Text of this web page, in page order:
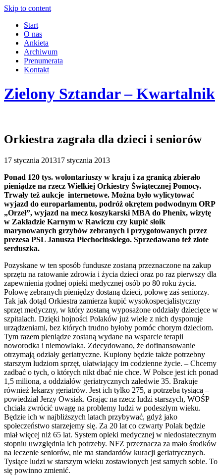
Skip to content
Start
O nas
Ankieta
Archiwum
Prenumerata
Kontakt
Zielony Sztandar – Kwartalnik
Orkiestra zagrała dla dzieci i seniorów
17 stycznia 201317 stycznia 2013
Ponad 120 tys. wolontariuszy w kraju i za granicą zbierało
pieniądze na rzecz Wielkiej Orkiestry Świątecznej Pomocy.
Trwały też aukcje internetowe. Można było wylicytować
wyjazd do europarlamentu, podróż okrętem podwodnym ORP
„Orzeł”, wyjazd na mecz koszykarski MBA do Phenix, wizytę
w Zakładzie Karnym w Rawiczu czy kupić słoik
marynowanych grzybów zebranych i przygotowanych przez
prezesa PSL Janusza Piechocińskiego. Sprzedawano też złote
serduszka.
Pozyskane w ten sposób fundusze zostaną przeznaczone na zakup
sprzętu na ratowanie zdrowia i życia dzieci oraz po raz pierwszy dla
zapewnienia godnej opieki medycznej osób po 80 roku życia.
Połowę zebranych pieniędzy dostaną dzieci, połowę zaś seniorzy.
Tak jak dotąd Orkiestra zamierza kupić wysokospecjalistyczny
sprzęt medyczny, w który zostaną wyposażone oddziały dziecięce w
szpitalach. Dzięki hojności Polaków już wiele z nich dysponuje
urządzeniami, bez których trudno byłoby pomóc chorym dzieciom.
Tym razem pieniądze zostaną wydane na wsparcie terapii
noworodka i niemowlaka. Zdecydowano, że dofinansowanie
otrzymają odziały geriatryczne. Kupiony będzie także potrzebny
starszym ludziom sprzęt, ułatwiający im codzienne życie. – Chcemy
zadbać o tych, o których nikt dbać nie chce. W Polsce jest ich ponad
1,5 miliona, a oddziałów geriatrycznych zaledwie 35. Brakuje
również lekarzy geriatrów. Jest ich tylko 275, a potrzeba tysiąca –
powiedział Jerzy Owsiak. Grając na rzecz ludzi starszych, WOŚP
chciała zwrócić uwagę na problemy ludzi w podeszłym wieku.
Będzie ich w najbliższych latach przybywać, gdyż jako
społeczeństwo starzejemy się. Za 20 lat co czwarty Polak będzie
miał więcej niż 65 lat. System opieki medycznej w niedostatecznym
stopniu uwzględnia ich potrzeby. NFZ przeznacza za mało środków
na leczenie seniorów, nie ma standardów kuracji geriatrycznych.
Tysiące ludzi w starszym wieku zostawionych jest samych sobie. To
się powinno zmienić.